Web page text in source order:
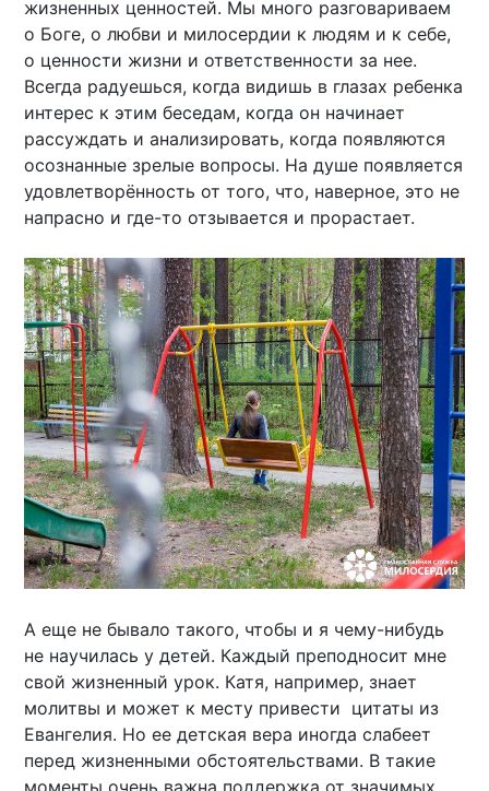
жизненных ценностей. Мы много разговариваем
о Боге, о любви и милосердии к людям и к себе,
о ценности жизни и ответственности за нее.
Всегда радуешься, когда видишь в глазах ребенка
интерес к этим беседам, когда он начинает
рассуждать и анализировать, когда появляются
осознанные зрелые вопросы. На душе появляется
удовлетворённость от того, что, наверное, это не
напрасно и где-то отзывается и прорастает.
А еще не бывало такого, чтобы и я чему-нибудь
не научилась у детей. Каждый преподносит мне
свой жизненный урок. Катя, например, знает
молитвы и может к месту привести цитаты из
Евангелия. Но ее детская вера иногда слабеет
перед жизненными обстоятельствами. В такие
моменты очень важна поддержка от значимых